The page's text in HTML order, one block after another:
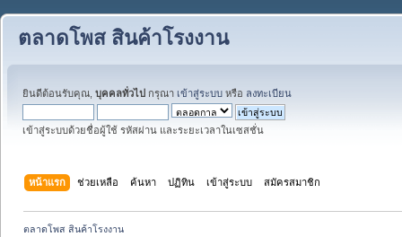
ตลาดโพส สินค้าโรงงาน
ยินดีต้อนรับคุณ, บุคคลทั่วไป กรุณา เข้าสู่ระบบ หรือ ลงทะเบียน
เข้าสู่ระบบด้วยชื่อผู้ใช้ รหัสผ่าน และระยะเวลาในเซสชั่น
หน้าแรก ช่วยเหลือ ค้นหา ปฏิทิน เข้าสู่ระบบ สมัครสมาชิก
ตลาดโพส สินค้าโรงงาน